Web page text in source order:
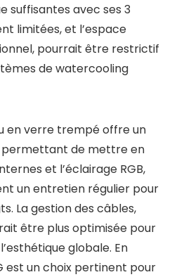
suffisantes avec ses 3
limitées, et l’espace
pourrait être restrictif
de watercooling
en verre trempé offre un
permettant de mettre en
et l’éclairage RGB,
un entretien régulier pour
La gestion des câbles,
être plus optimisée pour
globale. En
est un choix pertinent pour